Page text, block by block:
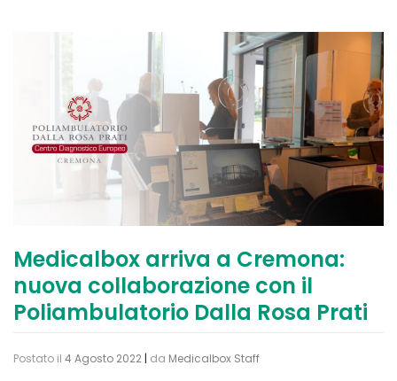
Medicalbox arriva a Cremona:
nuova collaborazione con il
Poliambulatorio Dalla Rosa Prati
Postato il 4 Agosto 2022 | da Medicalbox Staff